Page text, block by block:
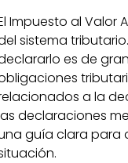
Impuesto al Valor
sistema
es de
a la
declaraciones
guía clara para